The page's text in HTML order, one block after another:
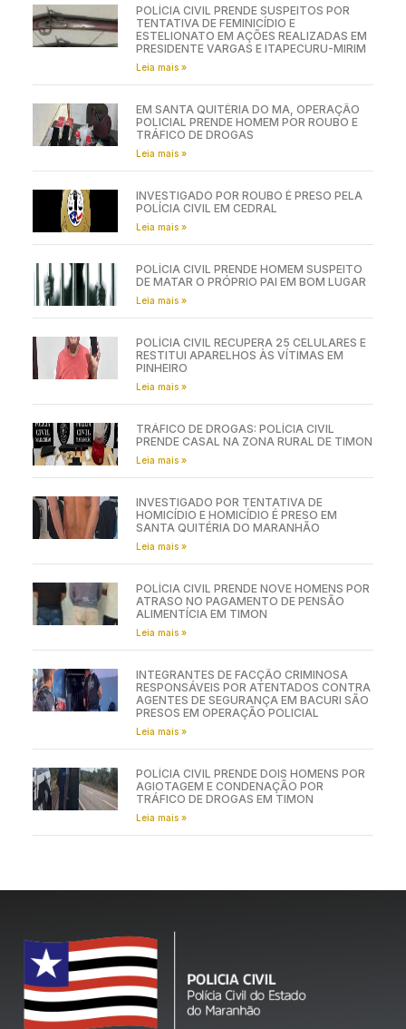
POLÍCIA CIVIL PRENDE SUSPEITOS POR
TENTATIVA DE FEMINICÍDIO E
ESTELIONATO EM AÇÕES REALIZADAS EM
PRESIDENTE VARGAS E ITAPECURU-MIRIM
Leia mais »
EM SANTA QUITÉRIA DO MA, OPERAÇÃO
POLICIAL PRENDE HOMEM POR ROUBO E
TRÁFICO DE DROGAS
Leia mais »
INVESTIGADO POR ROUBO É PRESO PELA
POLÍCIA CIVIL EM CEDRAL
Leia mais »
POLÍCIA CIVIL PRENDE HOMEM SUSPEITO
DE MATAR O PRÓPRIO PAI EM BOM LUGAR
Leia mais »
POLÍCIA CIVIL RECUPERA 25 CELULARES E
RESTITUI APARELHOS ÀS VÍTIMAS EM
PINHEIRO
Leia mais »
TRÁFICO DE DROGAS: POLÍCIA CIVIL
PRENDE CASAL NA ZONA RURAL DE TIMON
Leia mais »
INVESTIGADO POR TENTATIVA DE
HOMICÍDIO E HOMICÍDIO É PRESO EM
SANTA QUITÉRIA DO MARANHÃO
Leia mais »
POLÍCIA CIVIL PRENDE NOVE HOMENS POR
ATRASO NO PAGAMENTO DE PENSÃO
ALIMENTÍCIA EM TIMON
Leia mais »
INTEGRANTES DE FACÇÃO CRIMINOSA
RESPONSÁVEIS POR ATENTADOS CONTRA
AGENTES DE SEGURANÇA EM BACURI SÃO
PRESOS EM OPERAÇÃO POLICIAL
Leia mais »
POLÍCIA CIVIL PRENDE DOIS HOMENS POR
AGIOTAGEM E CONDENAÇÃO POR
TRÁFICO DE DROGAS EM TIMON
Leia mais »